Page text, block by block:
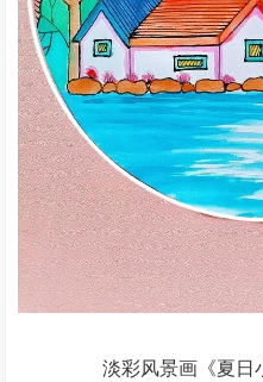
淡彩风景画《夏日